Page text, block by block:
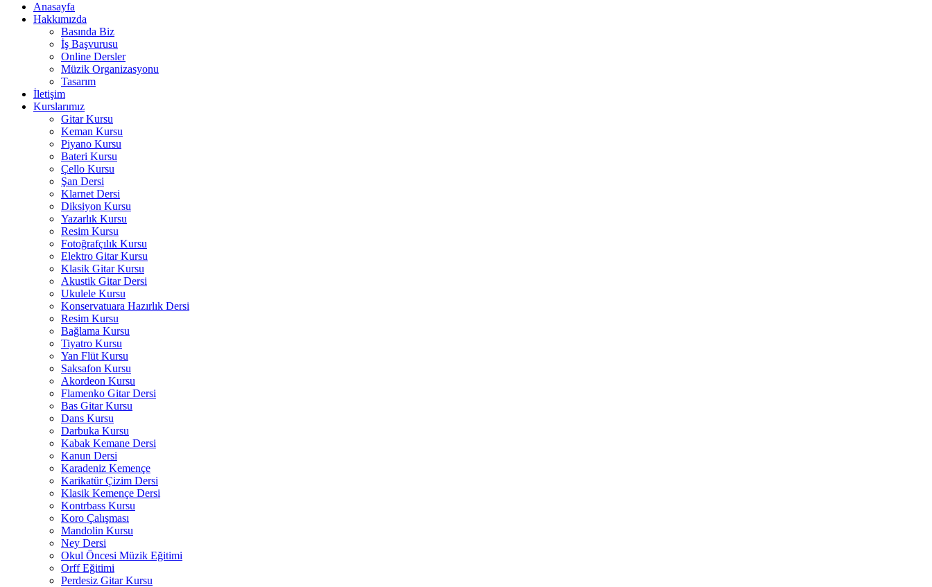
Anasayfa
Hakkımızda
Basında Biz
İş Başvurusu
Online Dersler
Müzik Organizasyonu
Tasarım
İletişim
Kurslarımız
Gitar Kursu
Keman Kursu
Piyano Kursu
Bateri Kursu
Çello Kursu
Şan Dersi
Klarnet Dersi
Diksiyon Kursu
Yazarlık Kursu
Resim Kursu
Fotoğrafçılık Kursu
Elektro Gitar Kursu
Klasik Gitar Kursu
Akustik Gitar Dersi
Ukulele Kursu
Konservatuara Hazırlık Dersi
Resim Kursu
Bağlama Kursu
Tiyatro Kursu
Yan Flüt Kursu
Saksafon Kursu
Akordeon Kursu
Flamenko Gitar Dersi
Bas Gitar Kursu
Dans Kursu
Darbuka Kursu
Kabak Kemane Dersi
Kanun Dersi
Karadeniz Kemençe
Karikatür Çizim Dersi
Klasik Kemençe Dersi
Kontrbass Kursu
Koro Çalışması
Mandolin Kursu
Ney Dersi
Okul Öncesi Müzik Eğitimi
Orff Eğitimi
Perdesiz Gitar Kursu